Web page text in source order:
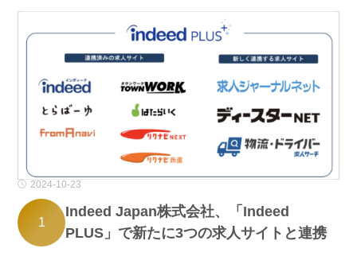
2024-10-23
1
Indeed Japan株式会社、「Indeed
PLUS」で新たに3つの求人サイトと連携